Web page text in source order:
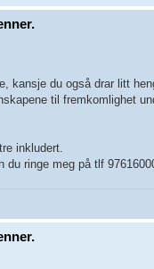
kansje du også drar litt
til fremkomlighet
inkludert.
du ringe meg på tlf